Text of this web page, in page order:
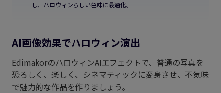
し、ハロウィンらしい色味に最適化。
AI画像効果でハロウィン演出
EdimakorのハロウィンAIエフェクトで、普通の写真を
恐ろしく、楽しく、シネマティックに変身させ、不気味
で魅力的な作品を作りましょう。